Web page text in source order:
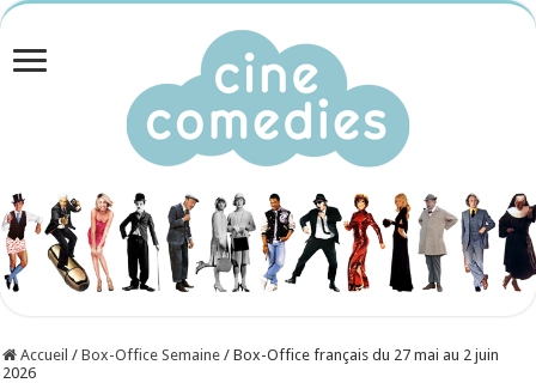
Accueil / Box-Office Semaine / Box-Office français du 27 mai au 2 juin
2026